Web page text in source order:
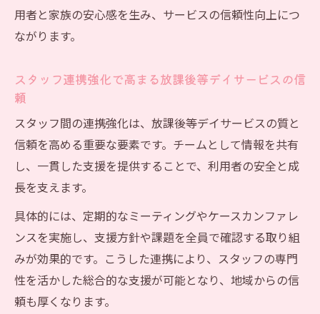
用者と家族の安心感を生み、サービスの信頼性向上につ
ながります。
スタッフ連携強化で高まる放課後等デイサービスの信
頼
スタッフ間の連携強化は、放課後等デイサービスの質と
信頼を高める重要な要素です。チームとして情報を共有
し、一貫した支援を提供することで、利用者の安全と成
長を支えます。
具体的には、定期的なミーティングやケースカンファレ
ンスを実施し、支援方針や課題を全員で確認する取り組
みが効果的です。こうした連携により、スタッフの専門
性を活かした総合的な支援が可能となり、地域からの信
頼も厚くなります。